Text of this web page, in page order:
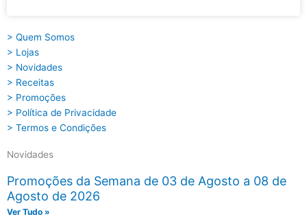
> Quem Somos
> Lojas
> Novidades
> Receitas
> Promoções
> Política de Privacidade
> Termos e Condições
Novidades
Promoções da Semana de 03 de Agosto a 08 de
Agosto de 2026
Ver Tudo »